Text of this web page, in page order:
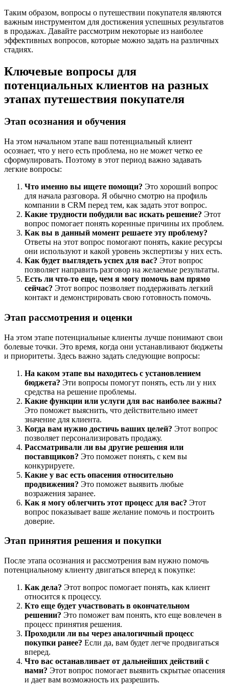
Таким образом, вопросы о путешествии покупателя являются
важным инструментом для достижения успешных результатов
в продажах. Давайте рассмотрим некоторые из наиболее
эффективных вопросов, которые можно задать на различных
стадиях.
Ключевые вопросы для
потенциальных клиентов на разных
этапах путешествия покупателя
Этап осознания и обучения
На этом начальном этапе ваш потенциальный клиент
осознает, что у него есть проблема, но не может четко ее
сформулировать. Поэтому в этот период важно задавать
легкие вопросы:
Что именно вы ищете помощи? Это хороший вопрос
для начала разговора. Я обычно смотрю на профиль
компании в CRM перед тем, как задать этот вопрос.
Какие трудности побудили вас искать решение? Этот
вопрос помогает понять коренные причины их проблем.
Как вы в данный момент решаете эту проблему?
Ответы на этот вопрос помогают понять, какие ресурсы
они используют и какой уровень экспертизы у них есть.
Как будет выглядеть успех для вас? Этот вопрос
позволяет направить разговор на желаемые результаты.
Есть ли что-то еще, чем я могу помочь вам прямо
сейчас? Этот вопрос позволяет поддерживать легкий
контакт и демонстрировать свою готовность помочь.
Этап рассмотрения и оценки
На этом этапе потенциальные клиенты лучше понимают свои
болевые точки. Это время, когда они устанавливают бюджеты
и приоритеты. Здесь важно задать следующие вопросы:
На каком этапе вы находитесь с установлением
бюджета? Эти вопросы помогут понять, есть ли у них
средства на решение проблемы.
Какие функции или услуги для вас наиболее важны?
Это поможет выяснить, что действительно имеет
значение для клиента.
Когда вам нужно достичь ваших целей? Этот вопрос
позволяет персонализировать продажу.
Рассматривали ли вы другие решения или
поставщиков? Это поможет понять, с кем вы
конкурируете.
Какие у вас есть опасения относительно
продвижения? Это поможет выявить любые
возражения заранее.
Как я могу облегчить этот процесс для вас? Этот
вопрос показывает ваше желание помочь и построить
доверие.
Этап принятия решения и покупки
После этапа осознания и рассмотрения вам нужно помочь
потенциальному клиенту двигаться вперед к покупке:
Как дела? Этот вопрос помогает понять, как клиент
относится к процессу.
Кто еще будет участвовать в окончательном
решении? Это поможет вам понять, кто еще вовлечен в
процесс принятия решения.
Проходили ли вы через аналогичный процесс
покупки ранее? Если да, вам будет легче продвигаться
вперед.
Что вас останавливает от дальнейших действий с
нами? Этот вопрос помогает выявить скрытые опасения
и дает вам возможность их разрешить.